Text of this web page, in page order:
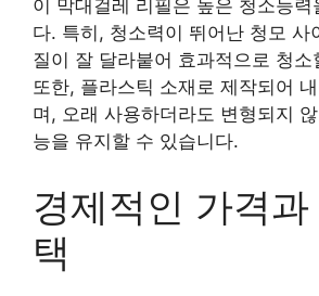
이 막대걸레 리필은 높은 청소능력
다. 특히, 청소력이 뛰어난 청모 사
질이 잘 달라붙어 효과적으로 청소
또한, 플라스틱 소재로 제작되어
며, 오래 사용하더라도 변형되지
능을 유지할 수 있습니다.
경제적인 가격과
택